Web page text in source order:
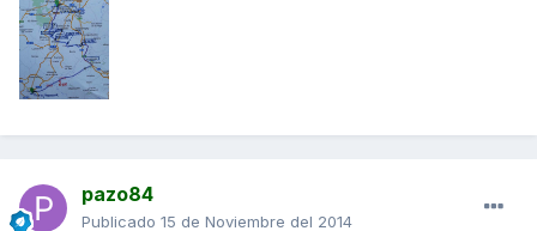
pazo84
Publicado 15 de Noviembre del 2014